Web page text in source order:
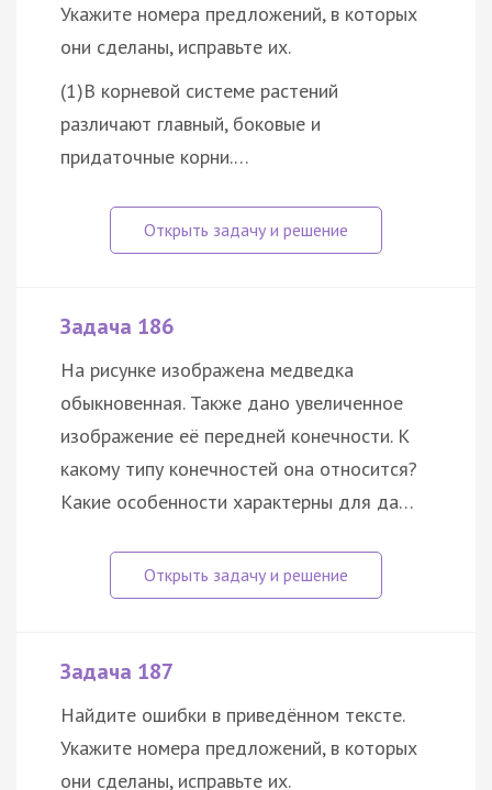
Укажите номера предложений, в которых
они сделаны, исправьте их.
(1)В корневой системе растений
различают главный, боковые и
придаточные корни.…
Задача 186
На рисунке изображена медведка
обыкновенная. Также дано увеличенное
изображение её передней конечности. К
какому типу конечностей она относится?
Какие особенности характерны для да…
Задача 187
Найдите ошибки в приведённом тексте.
Укажите номера предложений, в которых
они сделаны, исправьте их.